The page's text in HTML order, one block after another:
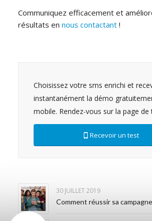
Communiquez efficacement et
résultats en nous contactant!
Choisissez votre sms enrichi et
instantanément la démo
mobile. Rendez-vous sur la page de
Recevoir un test
30 JUILLET 2019
Comment réussir sa